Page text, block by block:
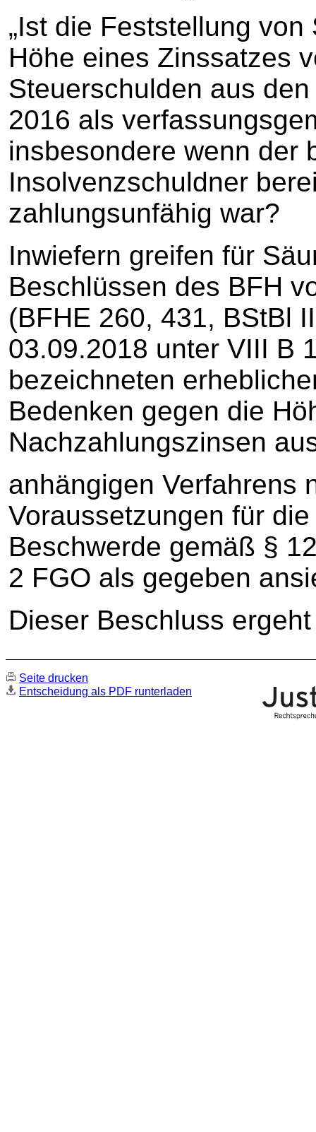
„Ist die Feststellung
Höhe eines Zinssatzes
Steuerschulden aus
2016 als
insbesondere wenn der
Insolvenzschuldner
zahlungsunfähig war?
Inwiefern greifen für
Beschlüssen des BFH
(BFHE 260, 431, BStBl
03.09.2018 unter VIII B
bezeichneten
Bedenken gegen die
Nachzahlungszinsen
anhängigen Verfahrens
Voraussetzungen für
Beschwerde gemäß §
2 FGO als gegeben
Dieser Beschluss
Seite drucken
Entscheidung als PDF runterladen